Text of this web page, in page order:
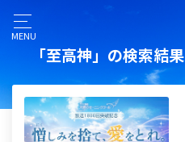
MENU
「至高神」の検索結果